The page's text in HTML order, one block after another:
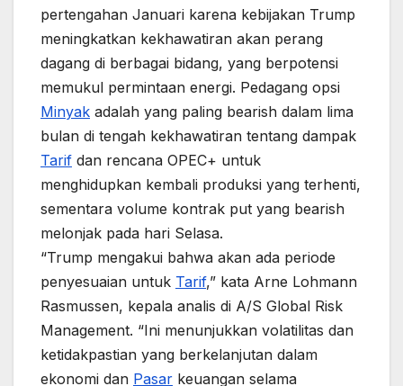
pertengahan Januari karena kebijakan Trump
meningkatkan kekhawatiran akan perang
dagang di berbagai bidang, yang berpotensi
memukul permintaan energi. Pedagang opsi
Minyak adalah yang paling bearish dalam lima
bulan di tengah kekhawatiran tentang dampak
Tarif dan rencana OPEC+ untuk
menghidupkan kembali produksi yang terhenti,
sementara volume kontrak put yang bearish
melonjak pada hari Selasa.
“Trump mengakui bahwa akan ada periode
penyesuaian untuk Tarif,” kata Arne Lohmann
Rasmussen, kepala analis di A/S Global Risk
Management. “Ini menunjukkan volatilitas dan
ketidakpastian yang berkelanjutan dalam
ekonomi dan Pasar keuangan selama